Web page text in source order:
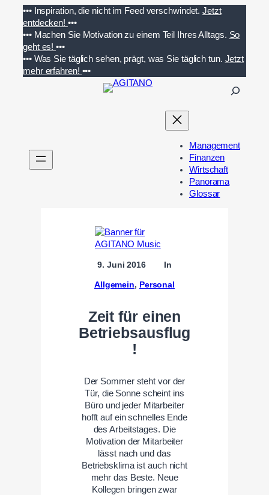
Inhalt
springen
••• Inspiration, die nicht im Feed verschwindet. Jetzt
entdecken! •••
••• Machen Sie Motivation zu einem Teil Ihres Alltags. So
geht es!•••
••• Was Sie täglich sehen, prägt, was Sie täglich tun. Jetzt
mehr erfahren! •••
n
Management
Finanzen
Wirtschaft
Panorama
Glossar
9. Juni 2016 In
Allgemein, Personal
Zeit für einen
Betriebsausflug
!
Der Sommer steht vor der
Tür, die Sonne scheint ins
Büro und jeder Mitarbeiter
hofft auf ein schnelles Ende
des Arbeitstages. Die
Motivation der Mitarbeiter
lässt nach und das
Betriebsklima ist auch nicht
mehr das Beste. Neue
Kollegen bringen zwar